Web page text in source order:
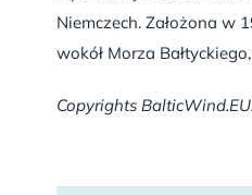
Niemczech. Założona w
wokół Morza
Copyrights BalticWind.EU.